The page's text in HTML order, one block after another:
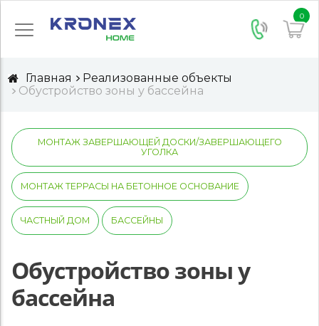
0
Главная
Реализованные объекты
Обустройство зоны у бассейна
МОНТАЖ ЗАВЕРШАЮЩЕЙ ДОСКИ/ЗАВЕРШАЮЩЕГО
УГОЛКА
МОНТАЖ ТЕРРАСЫ НА БЕТОННОЕ ОСНОВАНИЕ
ЧАСТНЫЙ ДОМ БАССЕЙНЫ
Обустройство зоны у
бассейна